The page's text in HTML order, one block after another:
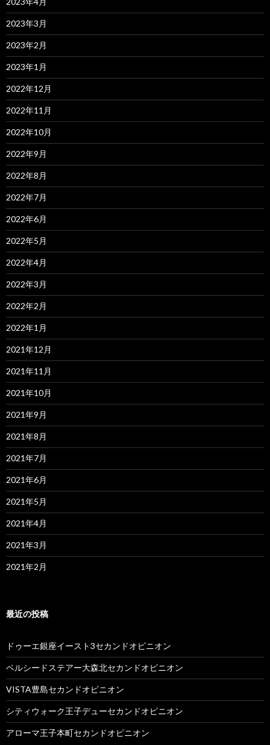
2023年3月
2023年2月
2023年1月
2022年12月
2022年11月
2022年10月
2022年9月
2022年8月
2022年7月
2022年6月
2022年5月
2022年4月
2022年3月
2022年2月
2022年1月
2021年12月
2021年11月
2021年10月
2021年9月
2021年8月
2021年7月
2021年6月
2021年5月
2021年4月
2021年3月
2021年2月
最近の投稿
ドゥーエ銀座イースト3セカンドオピニオン
ベルシードステアー大森北セカンドオピニオン
VISTA豊島セカンドオピニオン
シティウォーク王子デューセカンドオピニオン
アローマ王子本町セカンドオピニオン